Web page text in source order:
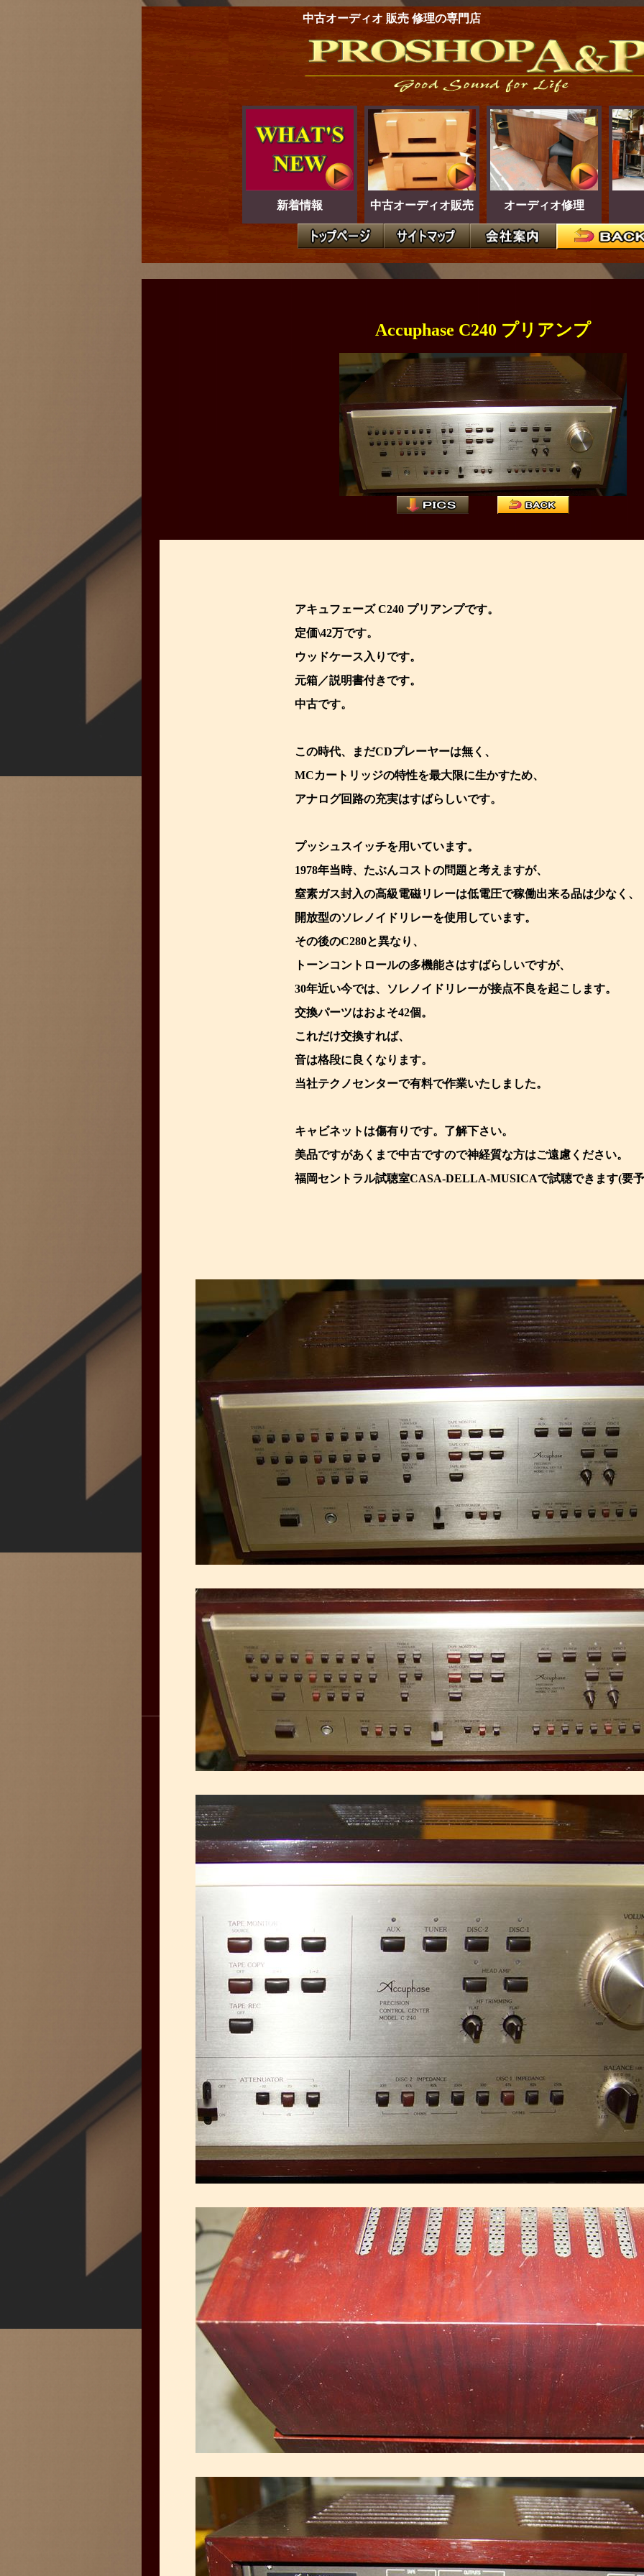
中古オーディオ 販売 修理の専門店
新着情報 中古オーディオ販売 オーディオ修理
Accuphase C240 プリアンプ
アキュフェーズ C240 プリアンプです。
定価\42万です。
ウッドケース入りです。
元箱／説明書付きです。
中古です。
この時代、まだCDプレーヤーは無く、
MCカートリッジの特性を最大限に生かすため、
アナログ回路の充実はすばらしいです。
プッシュスイッチを用いています。
1978年当時、たぶんコストの問題と考えますが、
窒素ガス封入の高級電磁リレーは低電圧で稼働出来る品は少なく、
開放型のソレノイドリレーを使用しています。
その後のC280と異なり、
トーンコントロールの多機能さはすばらしいですが、
30年近い今では、ソレノイドリレーが接点不良を起こします。
交換パーツはおよそ42個。
これだけ交換すれば、
音は格段に良くなります。
当社テクノセンターで有料で作業いたしました。
キャビネットは傷有りです。了解下さい。
美品ですがあくまで中古ですので神経質な方はご遠慮ください。
福岡セントラル試聴室CASA-DELLA-MUSICAで試聴できます(要